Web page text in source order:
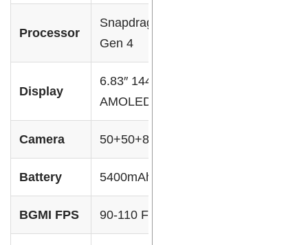
Processor
Snapdragon 7
Gen 4
Display
6.83″ 144Hz
AMOLED
Camera 50+50+8MP
Battery 5400mAh 50W
BGMI FPS 90-110 FPS